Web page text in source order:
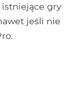
​​istniejące gry
jeśli nie